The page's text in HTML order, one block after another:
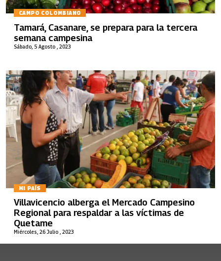
CAMPO COLOMBIANO
Sábado, 5 Agosto , 2023
Tamará, Casanare, se prepara para la tercera
semana campesina
MI PAÍS
Miércoles, 26 Julio , 2023
Villavicencio alberga el Mercado Campesino
Regional para respaldar a las víctimas de
Quetame